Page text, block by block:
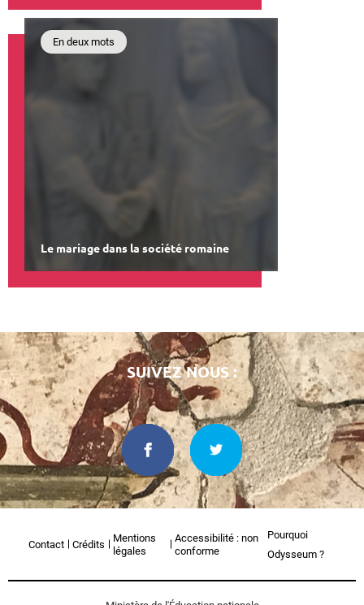
Le mariage dans la société romaine
En deux mots
SUIVEZ NOUS :
Contact Crédits
Mentions
légales
Accessibilité : non
conforme
Pourquoi
Odysseum ?